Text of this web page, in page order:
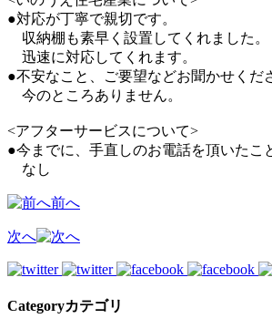
●対応が丁寧で親切です。
収納棚も素早く設置してくれました。
迅速に対応してくれます。
●不安なこと、ご要望などお聞かせくだ
今のところありません。
<アフターサービスについて>
●今までに、手直しのお電話を頂いたこ
なし
前へ
次へ
Categoryカテゴリ